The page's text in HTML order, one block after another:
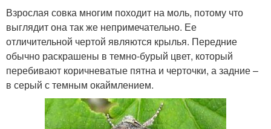
Взрослая совка многим походит на моль, потому что
выглядит она так же непримечательно. Ее
отличительной чертой являются крылья. Передние
обычно раскрашены в темно-бурый цвет, который
перебивают коричневатые пятна и черточки, а задние –
в серый с темным окаймлением.